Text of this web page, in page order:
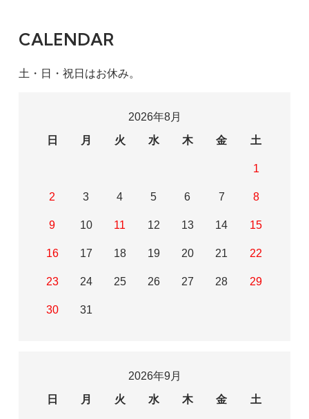
CALENDAR
土・日・祝日はお休み。
2026年8月
日
月 火 水 木 金 土
1
2 3 4 5 6 7 8
9 10 11 12 13 14 15
16 17 18 19 20 21 22
23 24 25 26 27 28 29
30 31
2026年9月
日
月 火 水 木 金 土